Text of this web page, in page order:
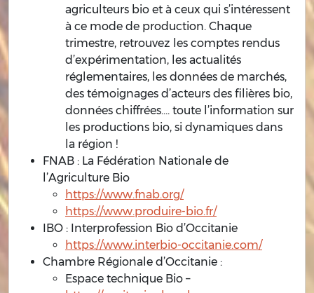
agriculteurs bio et à ceux qui s’intéressent
à ce mode de production. Chaque
trimestre, retrouvez les comptes rendus
d’expérimentation, les actualités
réglementaires, les données de marchés,
des témoignages d’acteurs des filières bio,
données chiffrées…. toute l’information sur
les productions bio, si dynamiques dans
la région !
FNAB : La Fédération Nationale de
l’Agriculture Bio
https://www.fnab.org/
https://www.produire-bio.fr/
IBO : Interprofession Bio d’Occitanie
https://www.interbio-occitanie.com/
Chambre Régionale d’Occitanie :
Espace technique Bio –